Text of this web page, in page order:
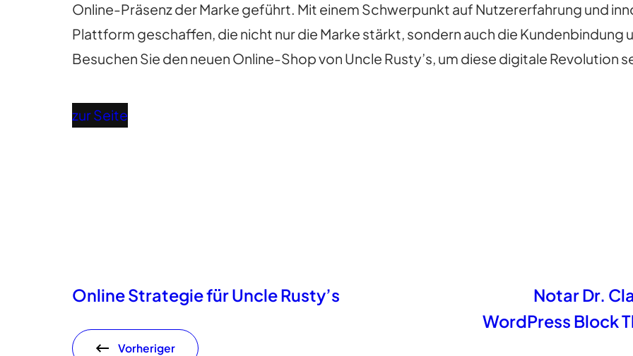
Online-Präsenz der Marke geführt. Mit einem Schwerpunkt auf Nutzererfahrung und
Plattform geschaffen, die nicht nur die Marke stärkt, sondern auch die Kundenbindung
Besuchen Sie den neuen Online-Shop von Uncle Rusty’s, um diese digitale Revolution
zur Seite
Online Strategie für Uncle Rusty’s
Vorheriger
Notar Dr.
WordPress Block